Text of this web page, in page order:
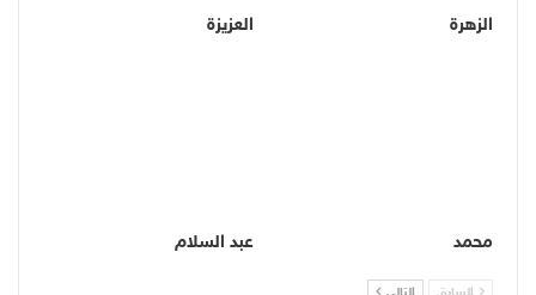
الزهرة العزيزة
محمد عبد السلام